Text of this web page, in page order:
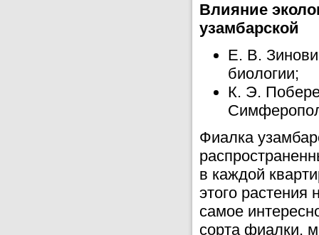
Влияние
узамбарской
Е. В.
биологии;
К. Э.
Фиалка
в каждой
этого растения
самое
сорта фиалки,